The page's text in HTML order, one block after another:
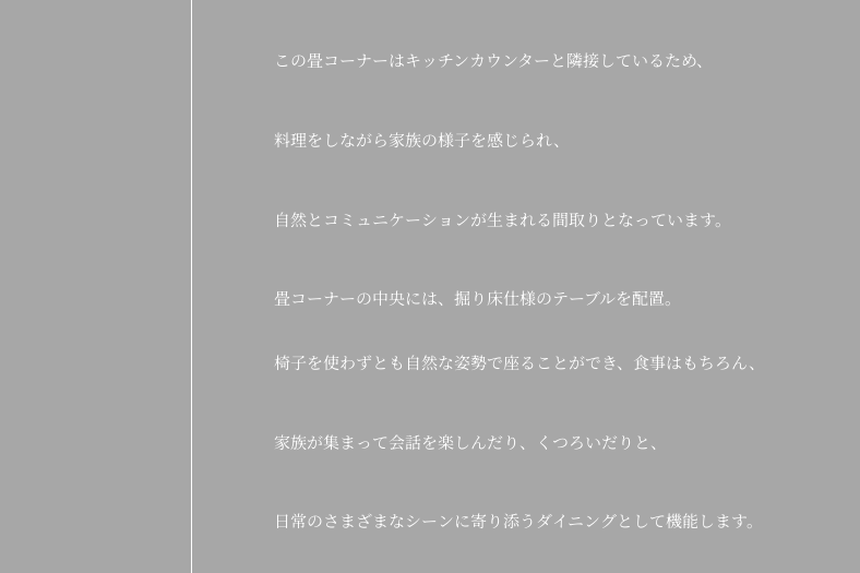
この畳コーナーはキッチンカウンターと隣接しているため、
料理をしながら家族の様子を感じられ、
自然とコミュニケーションが生まれる間取りとなっています。
畳コーナーの中央には、掘り床仕様のテーブルを配置。
椅子を使わずとも自然な姿勢で座ることができ、食事はもちろん、
家族が集まって会話を楽しんだり、くつろいだりと、
日常のさまざまなシーンに寄り添うダイニングとして機能します。